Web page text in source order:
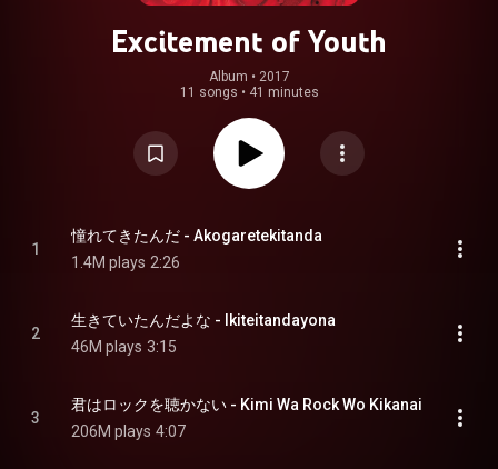
Excitement of Youth
Album • 2017
11 songs • 41 minutes
1
憧れてきたんだ - Akogaretekitanda
1.4M plays 2:26
2
生きていたんだよな - Ikiteitandayona
46M plays 3:15
3
君はロックを聴かない - Kimi Wa Rock Wo Kikanai
206M plays 4:07